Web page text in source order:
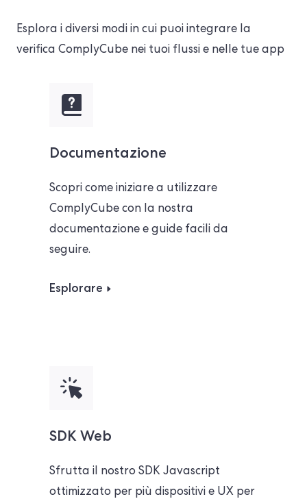
Esplora i diversi modi in cui puoi integrare la
verifica ComplyCube nei tuoi flussi e nelle tue app
Documentazione
Scopri come iniziare a utilizzare
ComplyCube con la nostra
documentazione e guide facili da
seguire.
Esplorare
SDK Web
Sfrutta il nostro SDK Javascript
ottimizzato per più dispositivi e UX per